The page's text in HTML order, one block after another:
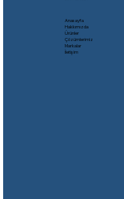
Anasayfa
Hakkımızda
Ürünler
Çözümlerimiz
Markalar
İletişim